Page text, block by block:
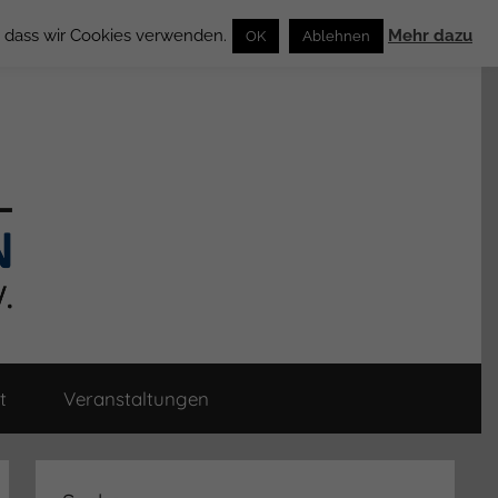
Veranstaltungen
wir Cookies verwenden. OK Ablehnen Mehr dazu